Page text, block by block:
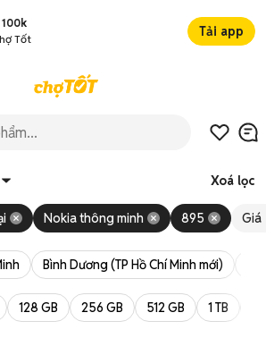
100k
Tốt
Tải app
Xoá lọc
Nokia thông minh 895 Giá
Bình Dương (TP Hồ Chí Minh mới)
128 GB 256 GB 512 GB 1 TB